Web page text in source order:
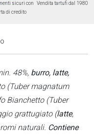
sicuri con
di credito
Vendita tartufi dal 1980
48%, burro, latte,
(Tuber magnatum
Bianchetto (Tuber
grattugiato (latte,
naturali. Contiene